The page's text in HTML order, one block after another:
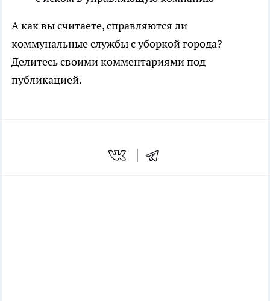
А как вы считаете, справляются ли
коммунальные службы с уборкой города?
Делитесь своими комментариями под
публикацией.